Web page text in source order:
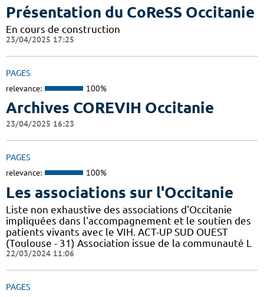
Présentation du CoReSS Occitanie
En cours de construction
23/04/2025 17:25
PAGES
relevance: 100%
Archives COREVIH Occitanie
23/04/2025 16:23
PAGES
relevance: 100%
Les associations sur l'Occitanie
Liste non exhaustive des associations d'Occitanie
impliquées dans l'accompagnement et le soutien des
patients vivants avec le VIH. ACT-UP SUD OUEST
(Toulouse - 31) Association issue de la communauté L
22/03/2024 11:06
PAGES